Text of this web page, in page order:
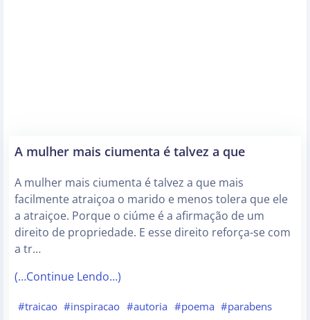
A mulher mais ciumenta é talvez a que
A mulher mais ciumenta é talvez a que mais
facilmente atraiçoa o marido e menos tolera que ele
a atraiçoe. Porque o ciúme é a afirmação de um
direito de propriedade. E esse direito reforça-se com
a tr…
(…Continue Lendo…)
#traicao #inspiracao #autoria #poema #parabens